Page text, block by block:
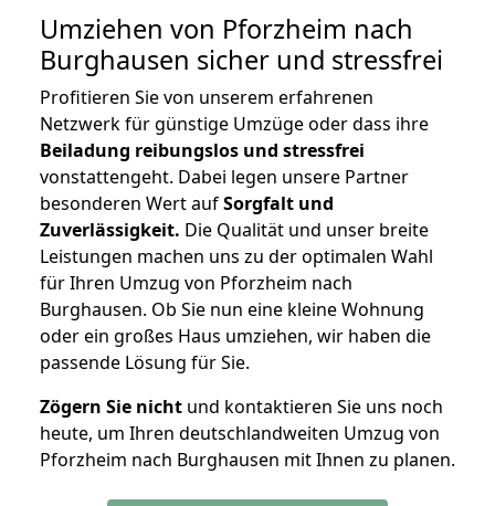
Umziehen von Pforzheim nach
Burghausen sicher und stressfrei
Profitieren Sie von unserem erfahrenen
Netzwerk für günstige Umzüge oder dass ihre
Beiladung reibungslos und stressfrei
vonstattengeht. Dabei legen unsere Partner
besonderen Wert aufSorgfalt und
Zuverlässigkeit. Die Qualität und unser breite
Leistungen machen uns zu der optimalen Wahl
für Ihren Umzug von Pforzheim nach
Burghausen. Ob Sie nun eine kleine Wohnung
oder ein großes Haus umziehen, wir haben die
passende Lösung für Sie.
Zögern Sie nicht und kontaktieren Sie uns noch
heute, um Ihren deutschlandweiten Umzug von
Pforzheim nach Burghausen mit Ihnen zu planen.